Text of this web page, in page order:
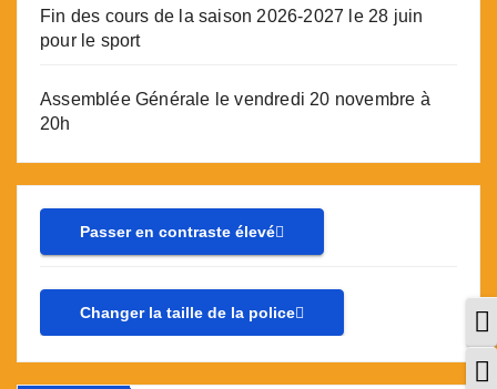
Fin des cours de la saison 2026-2027 le 28 juin
pour le sport
Assemblée Générale le vendredi 20 novembre à
20h
Passer en contraste élevé
Changer la taille de la police